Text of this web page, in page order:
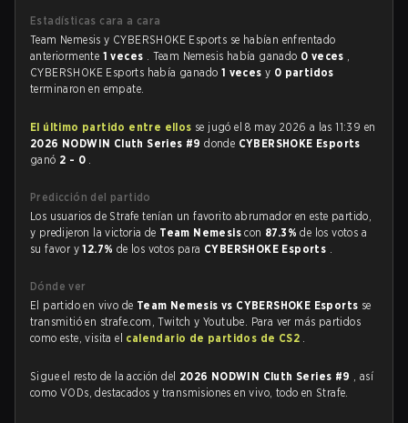
Estadísticas cara a cara
Team Nemesis y CYBERSHOKE Esports se habían enfrentado
anteriormente 1 veces . Team Nemesis había ganado 0 veces ,
CYBERSHOKE Esports había ganado 1 vecesy 0 partidos
terminaron en empate.
El último partido entre ellos se jugó el 8 may 2026 a las 11:39 en
2026 NODWIN Cluth Series #9donde CYBERSHOKE Esports
ganó 2 - 0 .
Predicción del partido
Los usuarios de Strafe tenían un favorito abrumador en este partido,
y predijeron la victoria de Team Nemesiscon 87.3%de los votos a
su favor y12.7% de los votos para CYBERSHOKE Esports .
Dónde ver
El partido en vivo de Team Nemesis vs CYBERSHOKE Esports se
transmitió en strafe.com, Twitch y Youtube. Para ver más partidos
como este, visita el calendario de partidos de CS2 .
Sigue el resto de la acción del 2026 NODWIN Cluth Series #9 , así
como VODs, destacados y transmisiones en vivo, todo en Strafe.